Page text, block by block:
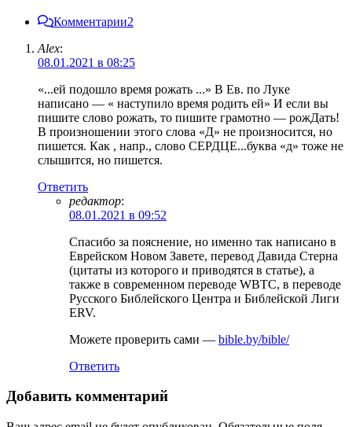
Комментарии2
Alex:
08.01.2021 в 08:25
«...ей подошло время рожать ...» В Ев. по Луке
написано — « наступило время родить ей» И если вы
пишите слово рожать, то пишите грамотно — рожДать!
В произношении этого слова «Д» не произносится, но
пишется. Как , напр., слово СЕРДЦЕ...буква «д» тоже не
слышится, но пишется.
Ответить
редактор:
08.01.2021 в 09:52
Спасибо за пояснение, но именно так написано в
Еврейском Новом Завете, перевод Давида Стерна
(цитаты из которого и приводятся в статье), а
также в современном переводе WBTC, в переводе
Русского Библейского Центра и Библейской Лиги
ERV.
Можете проверить сами — bible.by/bible/
Ответить
Добавить комментарий